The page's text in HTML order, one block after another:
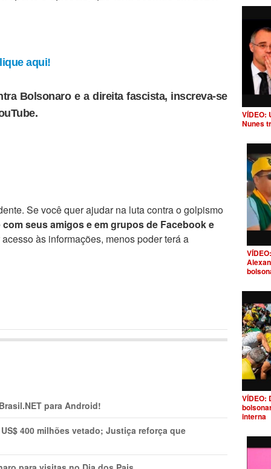
aqui!
Bolsonaro e a direita fascista, inscreva-se
Se você quer ajudar na luta contra o golpismo
seus amigos e em grupos de Facebook e
às informações, menos poder terá a
para Android!
400 milhões vetado; Justiça reforça que
VÍDEO:
Nunes
VÍDEO:
interna